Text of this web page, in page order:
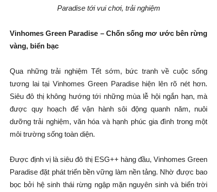
Paradise tới vui chơi, trải nghiệm
Vinhomes Green Paradise – Chốn sống mơ ước bên rừng
vàng, biển bạc
Qua những trải nghiệm Tết sớm, bức tranh về cuộc sống
tương lai tại Vinhomes Green Paradise hiện lên rõ nét hơn.
Siêu đô thị không hướng tới những mùa lễ hội ngắn hạn, mà
được quy hoạch để vận hành sôi động quanh năm, nuôi
dưỡng trải nghiệm, văn hóa và hạnh phúc gia đình trong một
môi trường sống toàn diện.
Được định vị là siêu đô thị ESG++ hàng đầu, Vinhomes Green
Paradise đặt phát triển bền vững làm nền tảng. Nhờ được bao
bọc bởi hệ sinh thái rừng ngập mặn nguyên sinh và biển trời